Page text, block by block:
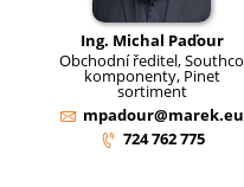
Ing. Michal Paďour
Obchodní ředitel, Southco
komponenty, Pinet
sortiment
mpadour@marek.eu
724 762 775